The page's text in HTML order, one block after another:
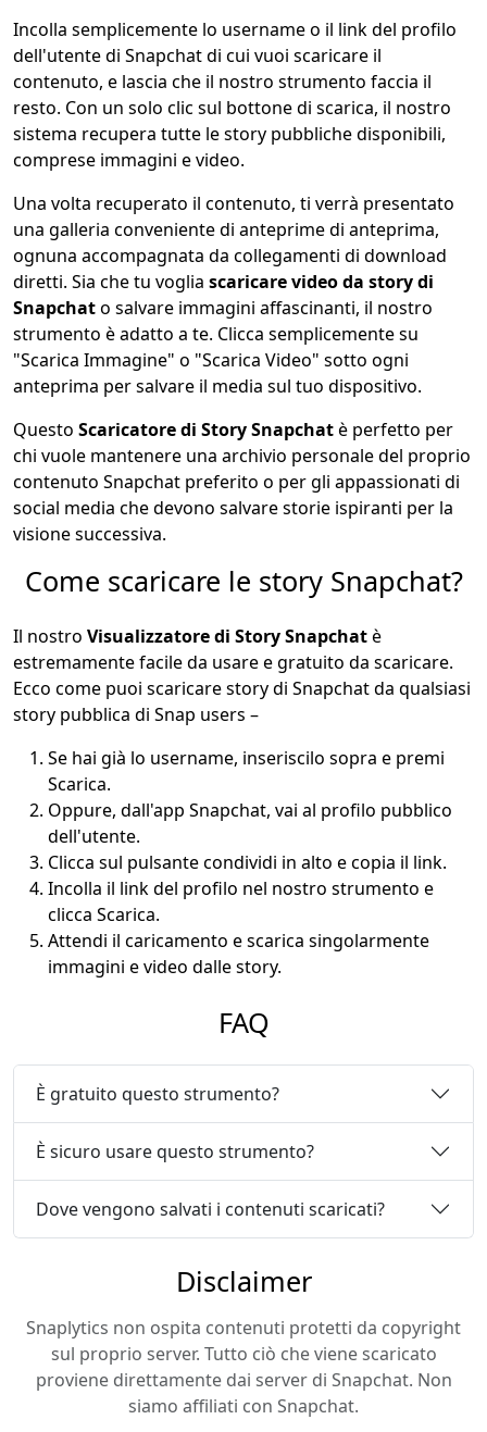
Incolla semplicemente lo username o il link del profilo
dell'utente di Snapchat di cui vuoi scaricare il
contenuto, e lascia che il nostro strumento faccia il
resto. Con un solo clic sul bottone di scarica, il nostro
sistema recupera tutte le story pubbliche disponibili,
comprese immagini e video.
Una volta recuperato il contenuto, ti verrà presentato
una galleria conveniente di anteprime di anteprima,
ognuna accompagnata da collegamenti di download
diretti. Sia che tu voglia scaricare video da story di
Snapchato salvare immagini affascinanti, il nostro
strumento è adatto a te. Clicca semplicemente su
"Scarica Immagine" o "Scarica Video" sotto ogni
anteprima per salvare il media sul tuo dispositivo.
Questo Scaricatore di Story Snapchatè perfetto per
chi vuole mantenere una archivio personale del proprio
contenuto Snapchat preferito o per gli appassionati di
social media che devono salvare storie ispiranti per la
visione successiva.
Come scaricare le story Snapchat?
Il nostro Visualizzatore di Story Snapchatè
estremamente facile da usare e gratuito da scaricare.
Ecco come puoi scaricare story di Snapchat da qualsiasi
story pubblica di Snap users –
Se hai già lo username, inseriscilo sopra e premi
Scarica.
Oppure, dall'app Snapchat, vai al profilo pubblico
dell'utente.
Clicca sul pulsante condividi in alto e copia il link.
Incolla il link del profilo nel nostro strumento e
clicca Scarica.
Attendi il caricamento e scarica singolarmente
immagini e video dalle story.
FAQ
È gratuito questo strumento?
È sicuro usare questo strumento?
Dove vengono salvati i contenuti scaricati?
Disclaimer
Snaplytics non ospita contenuti protetti da copyright
sul proprio server. Tutto ciò che viene scaricato
proviene direttamente dai server di Snapchat. Non
siamo affiliati con Snapchat.